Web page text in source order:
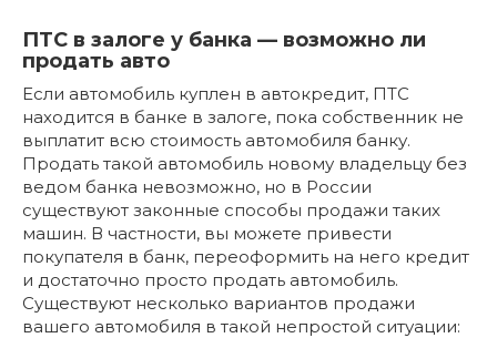
ПТС в залоге у банка — возможно ли
продать авто
Если автомобиль куплен в автокредит, ПТС
находится в банке в залоге, пока собственник не
выплатит всю стоимость автомобиля банку.
Продать такой автомобиль новому владельцу без
ведом банка невозможно, но в России
существуют законные способы продажи таких
машин. В частности, вы можете привести
покупателя в банк, переоформить на него кредит
и достаточно просто продать автомобиль.
Существуют несколько вариантов продажи
вашего автомобиля в такой непростой ситуации: